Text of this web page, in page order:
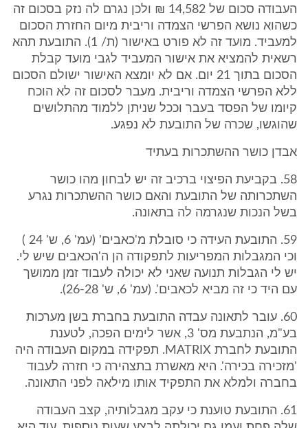
העבודה סכום של 14,582 ₪ ולכן נגרם לה נזק בסכום זה
כשהוא נושא הפרשי הצמדה וריבית מיום החזרת הסכום
למעביד. מועד זה לא פורט באישור (ת/ 1). התובעת תהא
רשאית להמציא את אישור המעביד לגבי מועד קבלת
הסכום בתוך 21 יום. אם לא יומצא האישור ישולם הסכום
ללא הפרשי הצמדה וריבית. מעבר לסכום זה לא הוכח
קיומו של הפסד בעבר וככל שניתן ללמוד מהתלושים
שהוגשו, שכרה של התובעת לא נפגע.
אבדן כושר ההשתכרות בעתיד
58. בקביעת הפיצוי ברכיב זה יש לבחון מהו כושר
השתכרותה של התובעת והאם כושר ההשתכרות נגרע
בשל הנכות שנגרמה לה בתאונה.
59. התובעת העידה כי סובלת מ'כאבים' (עמ' 6, ש' 24 )
וכי המגבלות המפריעות לתפקודה הן ה'הכאבים שיש לי.
יש לי הגבלות תנועה שאני לא יכולה לעבוד זמן ממושך
עם היד כי זה מביא לכאבים'. (עמ' 6, ש' 26-28).
60. עובר לתאונה עבדה התובעת בחברת בשן מערכות
בע"מ, הנתבעת מס' 3, אשר לימים הפכה, לטענת
התובעת לחברת MATRIX. תפקידה במקום העבודה היה
'מזכירה בכירה'. היא מאשרת בתצהירה כי חזרה לעבוד
בחברה ולמלא את התפקיד אותו מילאה לפני התאונה.
61. התובעת טוענת כי עקב מגבלותיה, קצב העבודה